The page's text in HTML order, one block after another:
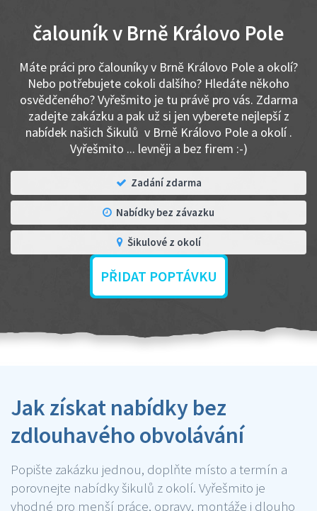
čalouník v Brně Královo Pole
Máte práci pro čalouníky v Brně Královo Pole a okolí?
Nebo potřebujete cokoli dalšího? Hledáte někoho
osvědčeného? Vyřešmito je tu právě pro vás. Zdarma
zadejte zakázku a pak už si jen vyberete nejlepší z
nabídek našich Šikulů v Brně Královo Pole a okolí .
Vyřešmito ... levněji a bez firem :-)
Zadání zdarma
Nabídky bez závazku
Šikulové z okolí
PŘIDAT POPTÁVKU
Jak získat nabídky bez
zdlouhavého obvolávání
Popište zakázku jednou, doplňte místo a termín a
porovnejte nabídky šikulů z okolí. Vyřešmito je
vhodné pro menší práce, opravy, montáže i dlouho